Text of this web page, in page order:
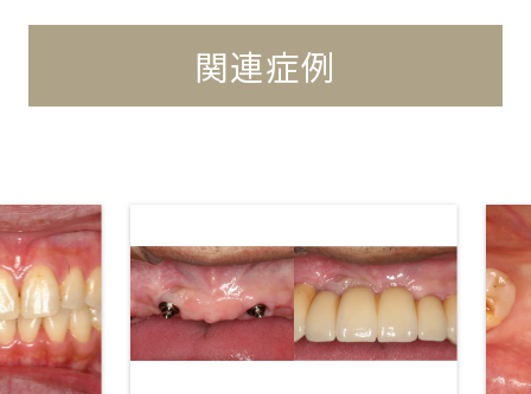
関連症例
ン
プ
ラ
イ
ン
プ
ラ
ン
ト